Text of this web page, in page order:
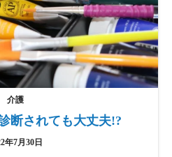
介護
断されても大丈夫!?
年7月30日